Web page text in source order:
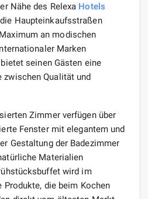
Nähe des Relexa Hotels
Haupteinkaufsstraßen
an modischen
Marken
seinen Gästen eine
zwischen Qualität und
Zimmer verfügen über
Fenster mit elegantem und
Gestaltung der Badezimmer
Materialien
wird im
die beim Kochen